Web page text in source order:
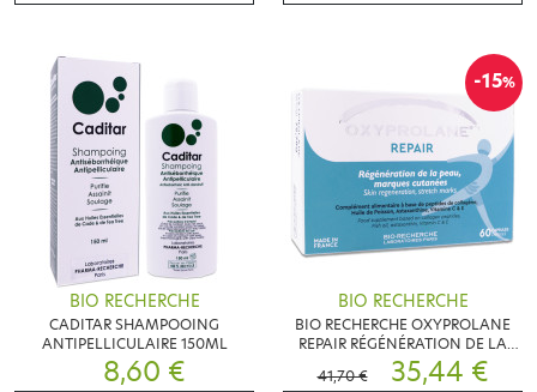
BIO RECHERCHE
CADITAR SHAMPOOING
ANTIPELLICULAIRE 150ML
8,60 €
-15%
BIO RECHERCHE
BIO RECHERCHE OXYPROLANE
REPAIR RÉGÉNÉRATION DE LA
PEAU 60 CAPSULES
41,70 € 35,44 €